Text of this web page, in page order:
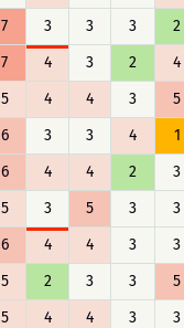
7 3 3 3 2
7 4 3 2 4
5 4 4 3 5
6 3 3 4 1
6 4 4 2 3
5 3 5 3 3
6 4 4 3 3
5 2 3 3 5
5 4 4 3 3